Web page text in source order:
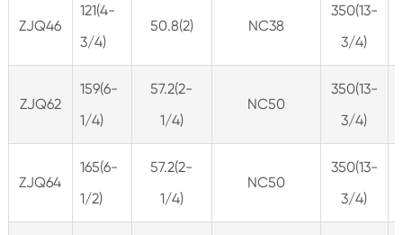
ZJQ46
121(4-
3/4)
50.8(2) NC38
350(13-
3/4)
ZJQ62
159(6-
1/4)
57.2(2-
1/4)
NC50
350(13-
3/4)
ZJQ64
165(6-
1/2)
57.2(2-
1/4)
NC50
350(13-
3/4)